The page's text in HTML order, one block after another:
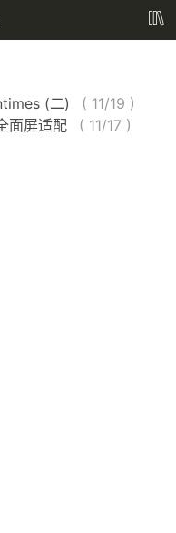
(二) ( 11/19 )
面屏适配
( 11/17 )